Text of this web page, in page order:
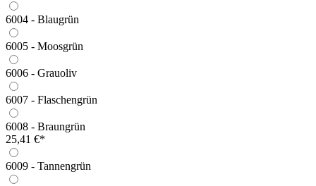
6004 - Blaugrün
6005 - Moosgrün
6006 - Grauoliv
6007 - Flaschengrün
6008 - Braungrün
25,41 €*
6009 - Tannengrün